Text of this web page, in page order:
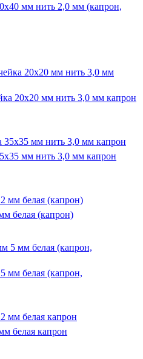
мм нить 2,0 мм (капрон,
20х20 мм нить 3,0 мм капрон
мм нить 3,0 мм капрон
белая (капрон)
мм белая (капрон,
белая капрон